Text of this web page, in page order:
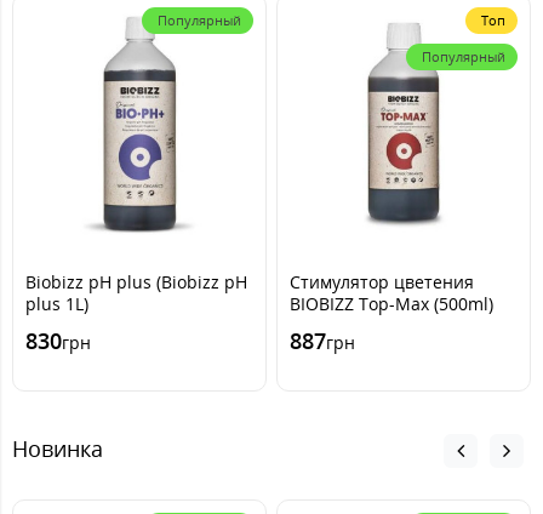
Популярный
Biobizz pH plus (Biobizz pH
plus 1L)
830грн
Топ
Популярный
Стимулятор цветения
BIOBIZZ Top-Max (500ml)
887грн
Новинка